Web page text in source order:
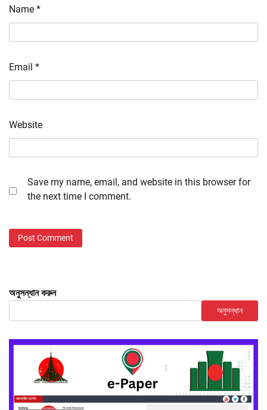
Name *
Email *
Website
Save my name, email, and website in this browser for
the next time I comment.
অনুসন্ধান করুন
অনুসন্ধান